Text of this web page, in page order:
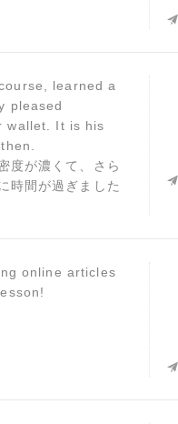
learned a
pleased
wallet. It is his
度が濃くて、さら
時間が過ぎました
online articles